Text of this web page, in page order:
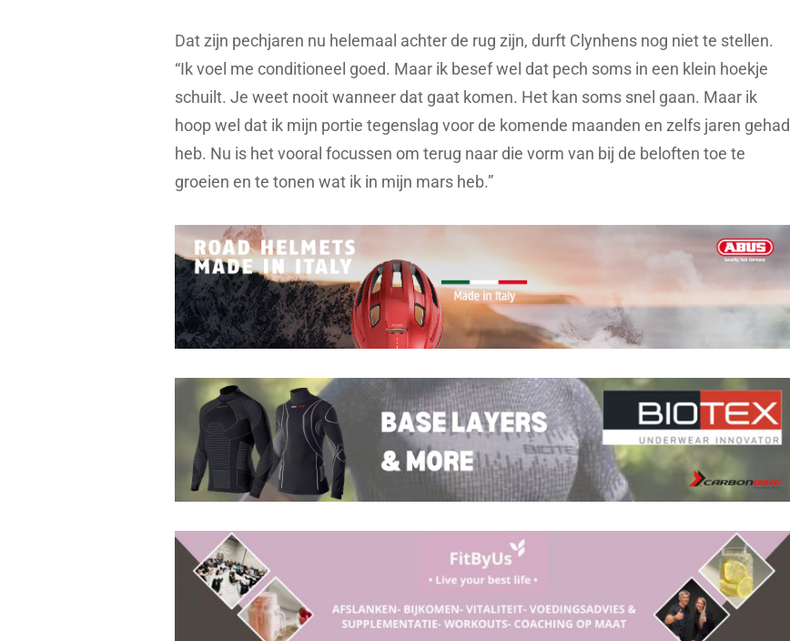
Dat zijn pechjaren nu helemaal achter de rug zijn, durft Clynhens nog niet te stellen.
“Ik voel me conditioneel goed. Maar ik besef wel dat pech soms in een klein hoekje
schuilt. Je weet nooit wanneer dat gaat komen. Het kan soms snel gaan. Maar ik
hoop wel dat ik mijn portie tegenslag voor de komende maanden en zelfs jaren gehad
heb. Nu is het vooral focussen om terug naar die vorm van bij de beloften toe te
groeien en te tonen wat ik in mijn mars heb.”